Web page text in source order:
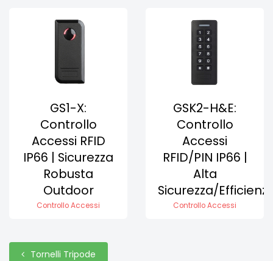
GS1-X:
Controllo
Accessi RFID
IP66 | Sicurezza
Robusta
Outdoor
Controllo Accessi
GSK2-H&E:
Controllo
Accessi
RFID/PIN IP66 |
Alta
Sicurezza/
Controllo Accessi
Tornelli Tripode